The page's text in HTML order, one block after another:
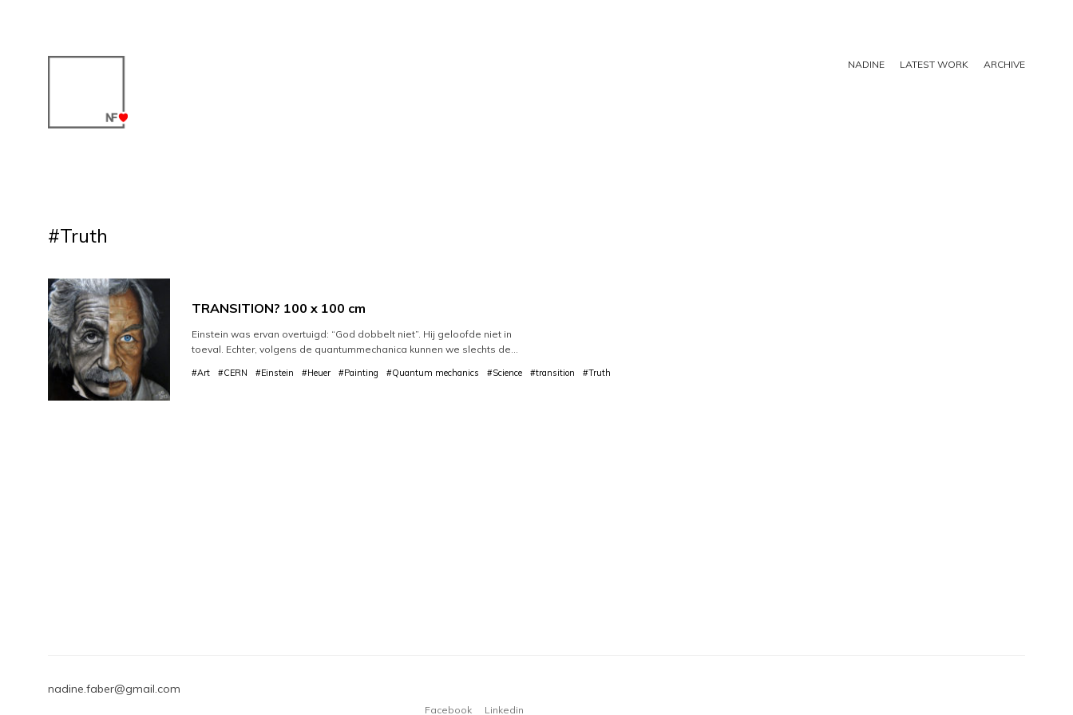
NADINE LATEST WORK ARCHIVE
#Truth
TRANSITION? 100 x 100 cm
Einstein was ervan overtuigd: “God dobbelt niet”. Hij geloofde niet in
toeval. Echter, volgens de quantummechanica kunnen we slechts de…
#Art #CERN #Einstein #Heuer #Painting #Quantum mechanics #Science #transition #Truth
nadine.faber@gmail.com
Facebook Linkedin